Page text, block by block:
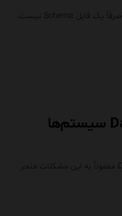
صرفاً یک فایل Schema نیست.
چرا بدون Data Contract سیستم‌ها
در پروژه‌های واقعی، نبود Data Contract معمولاً به این مشکلات منجر